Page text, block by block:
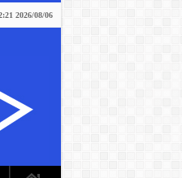
2026/08/06 2:12:21 صباحًا